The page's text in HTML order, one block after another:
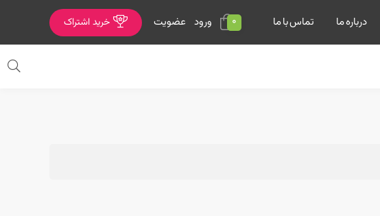
درباره ما تماس با ما 0 ورود عضویت خرید اشتراک